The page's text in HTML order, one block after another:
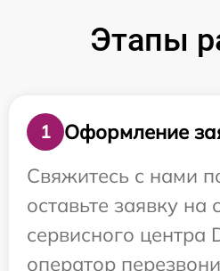
Этапы
1
Оформление
Свяжитесь с нами
оставьте заявку на
сервисного центра
оператор